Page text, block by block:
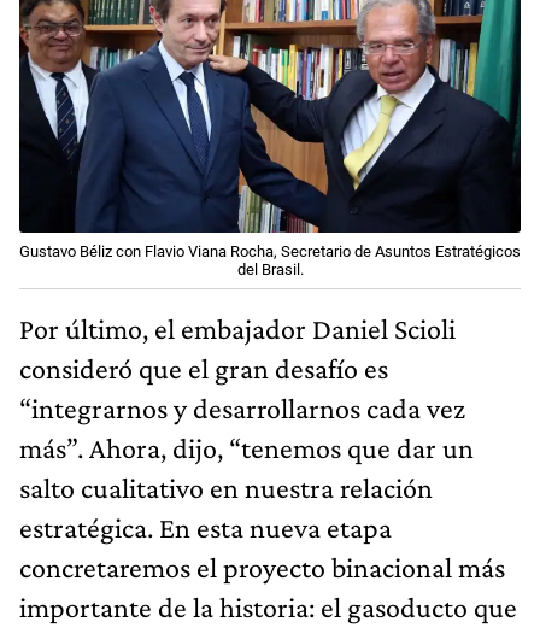
Gustavo Béliz con Flavio Viana Rocha, Secretario de Asuntos Estratégicos
del Brasil.
Por último, el embajador Daniel Scioli
consideró que el gran desafío es
“integrarnos y desarrollarnos cada vez
más”. Ahora, dijo, “tenemos que dar un
salto cualitativo en nuestra relación
estratégica. En esta nueva etapa
concretaremos el proyecto binacional más
importante de la historia: el gasoducto que